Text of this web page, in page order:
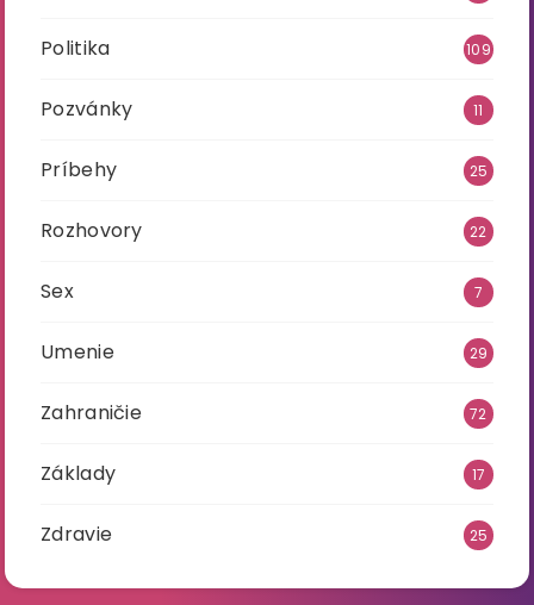
Politika 109
Pozvánky 11
Príbehy 25
Rozhovory 22
Sex 7
Umenie 29
Zahraničie 72
Základy 17
Zdravie 25